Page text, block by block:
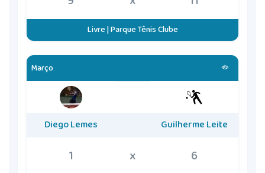
Livre | Parque Tênis Clube
Março
Diego Lemes Guilherme Leite
1 x
6